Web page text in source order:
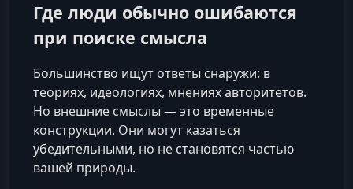
Где люди обычно ошибаются
при поиске смысла
Большинство ищут ответы снаружи: в
теориях, идеологиях, мнениях авторитетов.
Но внешние смыслы — это временные
конструкции. Они могут казаться
убедительными, но не становятся частью
вашей природы.